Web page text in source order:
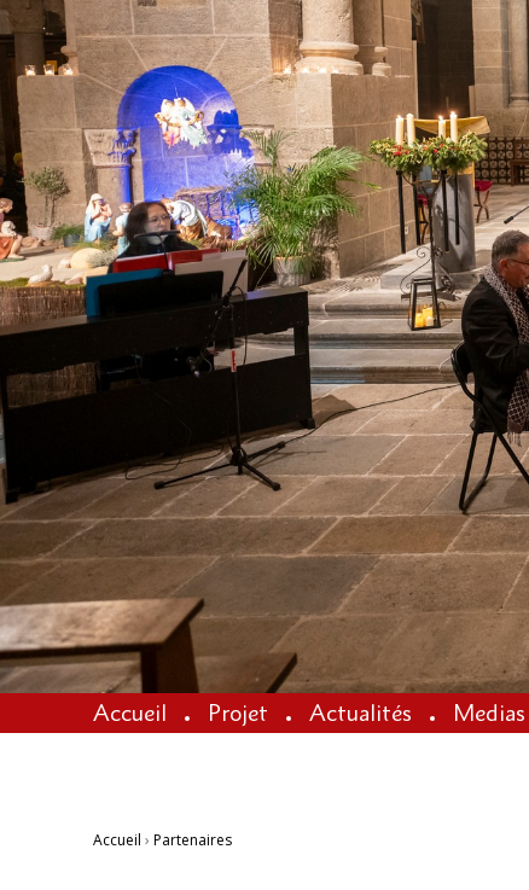
Accueil Projet Actualités Medias
Accueil › Partenaires